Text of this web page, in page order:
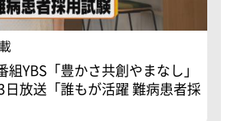
組YBS「豊かさ共創やまなし」
放送「誰もが活躍 難病患者採